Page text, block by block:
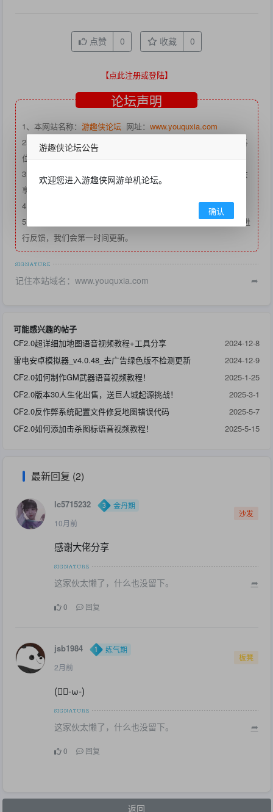
点赞 0 收藏 0
【点此注册或登陆】
论坛声明
1、本网站名称： 游趣侠论坛网址： www.youquxia.com
2、本站下载不收任何会员费用，鄙视一切薅完正版商羊毛又薅各
位老铁会员费的行为。
3、一切二次收费都是个人谋取暴利的借口，欢迎有能力的朋友共
享稀缺资源。
4、本站专注于互联网分享精神，专注收藏与分享。
5、本站资源大多为
，如发现链接失效，可以点： 这里
进
行反馈，我们会第一时间更新。
记住本站域名：www.youquxia.com ➦
可能感兴趣的帖子
CF2.0超详细加地图语音视频教程+工具分享
2024-12-8
雷电安卓模拟器_v4.0.48_去广告绿色版不检测更新
2024-12-9
CF2.0如何制作GM武器语音视频教程！
2025-1-25
CF2.0版本30人生化出售，送巨人城起源挑战！
2025-3-1
CF2.0反作弊系统配置文件修复地图错误代码
2025-5-7
CF2.0如何添加击杀图标语音视频教程！
2025-5-15
最新回复 (2)
lc5715232
金丹期
10月前
沙发
感谢大佬分享
这家伙太懒了，什么也没留下。 ➦
0 回复
jsb1984
练气期
2月前
板凳
(✿ฺ-ω-)
这家伙太懒了，什么也没留下。 ➦
0 回复
返回
游趣侠论坛公告
欢迎您进入游趣侠网游单机论坛。
确认